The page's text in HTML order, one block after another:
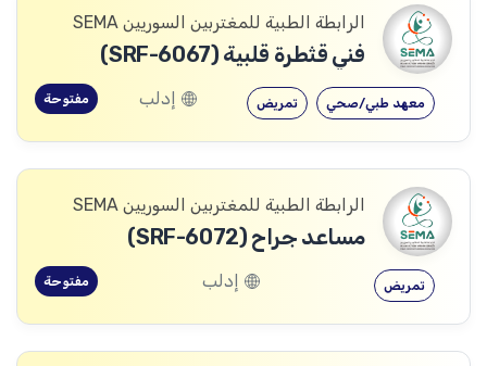
الرابطة الطبية للمغتربين السوريين SEMA
فني قثطرة قلبية (SRF-6067)
تمريض معهد طبي/صحي إدلب مفتوحة
الرابطة الطبية للمغتربين السوريين SEMA
مساعد جراح (SRF-6072)
تمريض إدلب مفتوحة